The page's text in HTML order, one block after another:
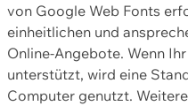
von Google Web Fonts
einheitlichen und
Online-Angebote. Wenn
unterstützt, wird eine
Computer genutzt.